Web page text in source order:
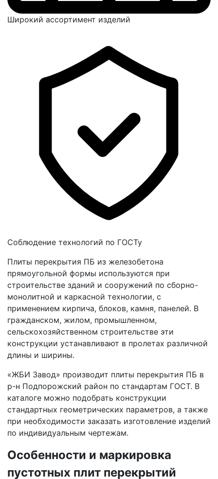
Широкий ассортимент изделий
Соблюдение технологий по ГОСТу
Плиты перекрытия ПБ из железобетона
прямоугольной формы используются при
строительстве зданий и сооружений по сборно-
монолитной и каркасной технологии, с
применением кирпича, блоков, камня, панелей. В
гражданском, жилом, промышленном,
сельскохозяйственном строительстве эти
конструкции устанавливают в пролетах различной
длины и ширины.
«ЖБИ Завод» производит плиты перекрытия ПБ в
р-н Подпорожский район по стандартам ГОСТ. В
каталоге можно подобрать конструкции
стандартных геометрических параметров, а также
при необходимости заказать изготовление изделий
по индивидуальным чертежам.
Особенности и маркировка
пустотных плит перекрытий